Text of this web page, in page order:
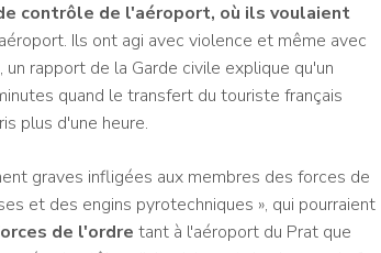
contrôle de l'aéroport, où ils voulaient
Ils ont agi avec violence et même avec
rapport de la Garde civile explique qu'un
quand le transfert du touriste français
plus d'une heure.
graves infligées aux membres des forces de
et des engins pyrotechniques », qui pourraient
de l'ordre tant à l'aéroport du Prat que